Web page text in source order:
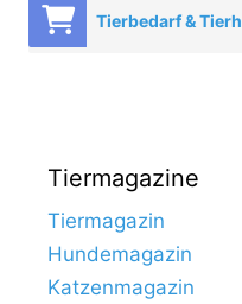
Tiermagazine
Tiermagazin
Hundemagazin
Katzenmagazin